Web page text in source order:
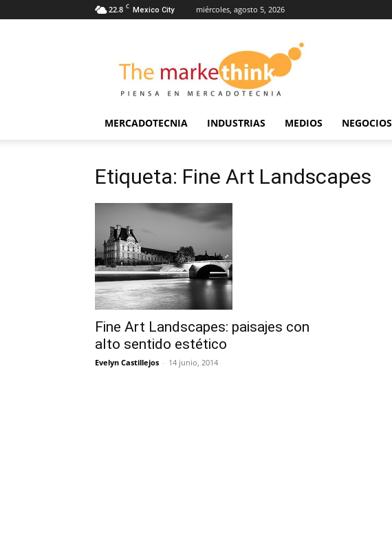
22.8 C Mexico City miércoles, agosto 5, 2026
Markethink
MERCADOTECNIA INDUSTRIAS MEDIOS NEGOCIOS
Etiqueta: Fine Art Landscapes
Fine Art Landscapes: paisajes con
alto sentido estético
Evelyn Castillejos - 14 junio, 2014